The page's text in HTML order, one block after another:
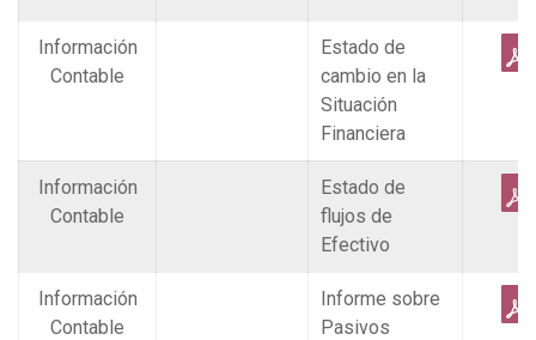
Información
Contable
Estado de
cambio en la
Situación
Financiera
Información
Contable
Estado de
flujos de
Efectivo
Información
Contable
Informe sobre
Pasivos